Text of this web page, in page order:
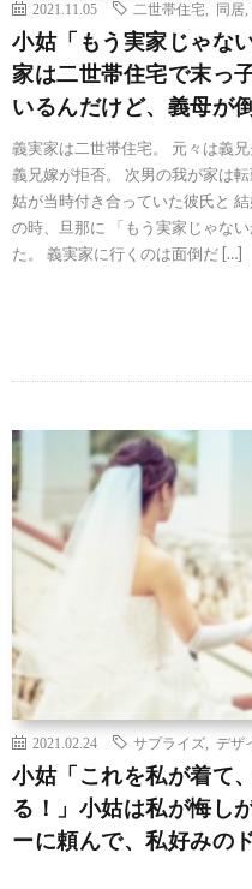
2021.11.05 二世帯住宅 同居
小姑「もう実家じゃな
家は二世帯住宅で末っ
いるんだけど、義母が
義実家は二世帯住宅。 元々は義
義兄嫁が拒否。 次男の我が家は
姑が当時付き合っていた彼氏と
の時、旦那に 「もう実家じゃな
た。 義実家に行くのは面倒だ […]
2021.02.24 サプライズ デザ
小姑「これを私が着て
る！」小姑は私が悔し
ーに頼んで、私好みの